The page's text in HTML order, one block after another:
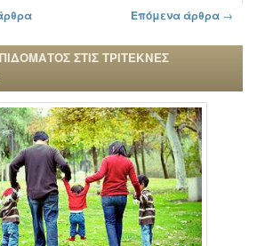
Επόμενα άρθρα →
ΣΤΙΣ ΤΡΙΤΕΚΝΕΣ